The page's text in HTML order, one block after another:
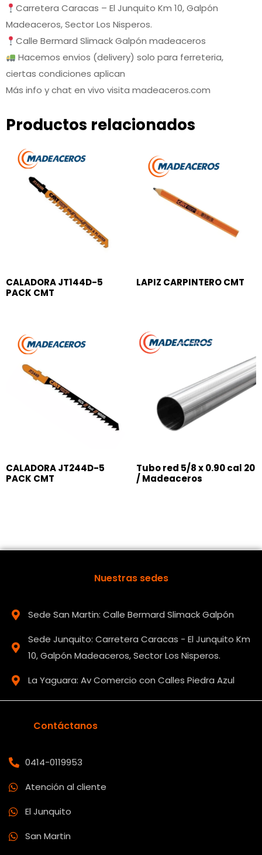
Carretera Caracas – El Junquito Km 10, Galpón
Madeaceros, Sector Los Nisperos.
Calle Bermard Slimack Galpón madeaceros
Hacemos envios (delivery) solo para ferreteria,
ciertas condiciones aplican
Más info y chat en vivo visita madeaceros.com
Productos relacionados
CALADORA JT144D-5
PACK CMT
LAPIZ CARPINTERO CMT
CALADORA JT244D-5
PACK CMT
Tubo red 5/8 x 0.90 cal 20
/ Madeaceros
Contáctanos
0414-0119953
Atención al cliente
El Junquito
San Martin
Nuestras sedes
Sede San Martin: Calle Bermard Slimack Galpón
Sede Junquito: Carretera Caracas - El Junquito Km
10, Galpón Madeaceros, Sector Los Nisperos.
La Yaguara: Av Comercio con Calles Piedra Azul